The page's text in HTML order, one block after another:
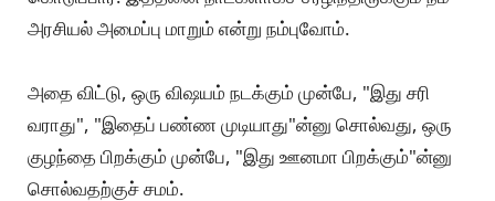
என்ன?
ரஜினி அரசியலுக்கு வந்தால், நிச்சயமாக நல்லது நடக்கும்
என்று ரசிகர் அல்லாதவரும் நம்புகிறார்கள்.
அரசியல்வாதிகள் கூறும் மாற்றுச் சிந்தனைகள்